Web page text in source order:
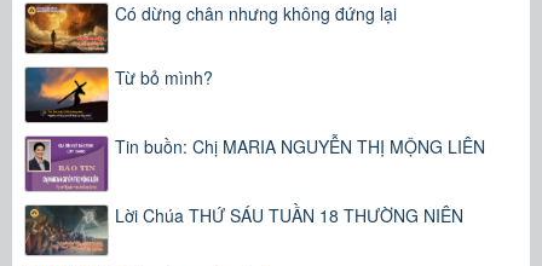
Có dừng chân nhưng không đứng lại
Từ bỏ mình?
Tin buồn: Chị MARIA NGUYỄN THỊ MỘNG LIÊN
Lời Chúa THỨ SÁU TUẦN 18 THƯỜNG NIÊN